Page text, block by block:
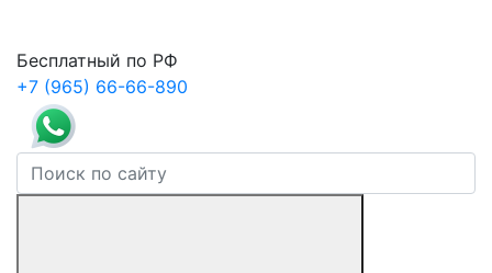
Бесплатный по РФ
+7 (965) 66-66-890